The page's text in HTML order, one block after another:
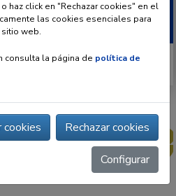
Buscar:
haz click en "Rechazar cookies" en el
las cookies esenciales para
web.
consulta la página de política de
Aceptar cookies Rechazar cookies
Configurar